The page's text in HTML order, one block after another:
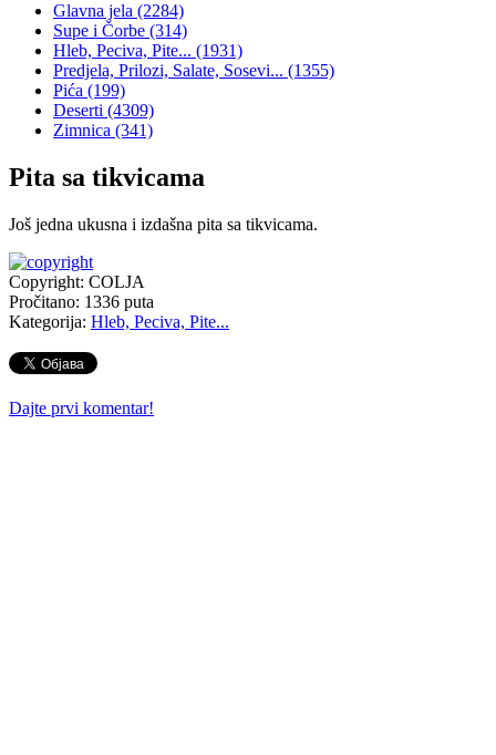
Glavna jela (2284)
Supe i Čorbe (314)
Hleb, Peciva, Pite... (1931)
Predjela, Prilozi, Salate, Sosevi... (1355)
Pića (199)
Deserti (4309)
Zimnica (341)
Pita sa tikvicama
Još jedna ukusna i izdašna pita sa tikvicama.
Copyright: COLJA
Pročitano: 1336 puta
Kategorija: Hleb, Peciva, Pite...
Dajte prvi komentar!